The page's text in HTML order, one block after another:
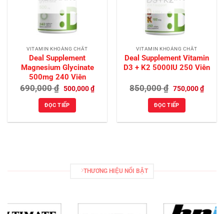
VITAMIN KHOÁNG CHẤT
Deal Supplement
Magnesium Glycinate
500mg 240 Viên
690,000₫ Giá
gốc
là:
690,000 ₫.
500,000₫Giá
hiện
ĐỌC TIẾP
VITAMIN KHOÁNG CHẤT
Deal Supplement Vitamin
D3 + K2 5000IU 250 Viên
850,000₫ Giá
gốc
là:
850,000 ₫.
750,000₫Giá
hiện
ĐỌC TIẾP
THƯƠNG HIỆU NỔI BẬT